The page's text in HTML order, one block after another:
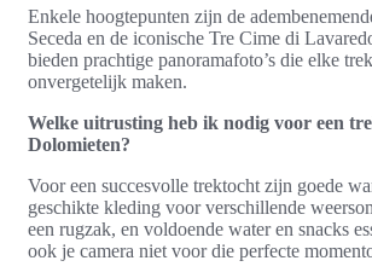
Enkele hoogtepunten zijn de
Seceda en de iconische Tre Cime di
bieden prachtige panoramafoto’s die elke
onvergetelijk maken.
Welke uitrusting heb ik nodig voor een
Dolomieten?
Voor een succesvolle trektocht zijn goede
geschikte kleding voor verschillende
een rugzak, en voldoende water en snacks
ook je camera niet voor die perfecte